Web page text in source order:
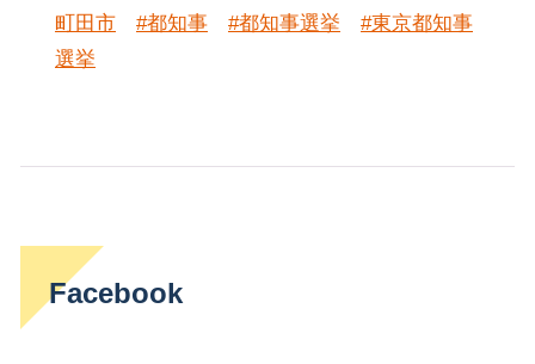
町田市
#都知事 #都知事選挙
#東京都知事
選挙
Facebook